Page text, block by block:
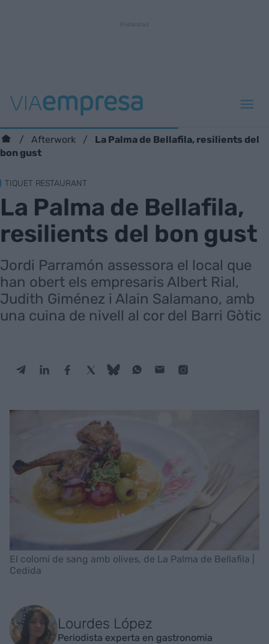
Afterwork
La Palma de Bellafila, resilients del
bon gust
TIQUET RESTAURANT
La Palma de Bellafila,
resilients del bon gust
Jordi Parramón assessora el local que
han obert els empresaris Albert Rial,
Judith Giménez i Alain Salamano, amb
una cuina de nivell al cor del Barri Gòtic
El colomí de sang amb olives, de La Palma de Bellafila |
Cedida
Lourdes López
Periodista experta en gastronomia